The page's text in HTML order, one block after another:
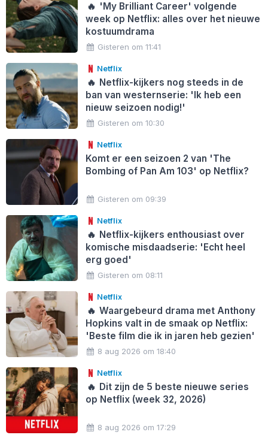
🔥 'My Brilliant Career' volgende
week op Netflix: alles over het nieuwe
kostuumdrama
Gisteren om 11:41
Netflix
🔥 Netflix-kijkers nog steeds in de
ban van westernserie: 'Ik heb een
nieuw seizoen nodig!'
Gisteren om 10:30
Netflix
Komt er een seizoen 2 van 'The
Bombing of Pan Am 103' op Netflix?
Gisteren om 09:39
Netflix
🔥 Netflix-kijkers enthousiast over
komische misdaadserie: 'Echt heel
erg goed'
Gisteren om 08:11
Netflix
🔥 Waargebeurd drama met Anthony
Hopkins valt in de smaak op Netflix:
'Beste film die ik in jaren heb gezien'
8 aug 2026 om 18:40
Netflix
🔥 Dit zijn de 5 beste nieuwe series
op Netflix (week 32, 2026)
8 aug 2026 om 17:29